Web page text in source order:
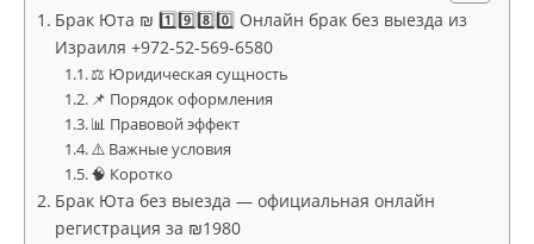
Брак Юта ₪ 1️⃣9️⃣8️⃣0️⃣ Онлайн брак без выезда из
Израиля +972-52-569-6580
⚖️ Юридическая сущность
📌 Порядок оформления
📊 Правовой эффект
⚠️ Важные условия
🧠 Коротко
Брак Юта без выезда — официальная онлайн
регистрация за ₪1980